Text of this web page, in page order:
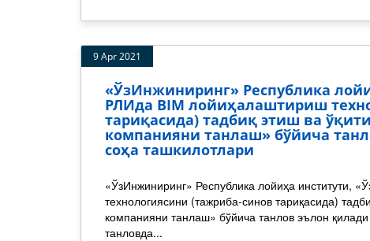
9 Apr 2021
«ЎзИнжиниринг» Республика
РЛИда BIM лойиҳалаштириш
тариқасида) тадбиқ этиш ва
компанияни танлаш» бўйича
соҳа ташкилотлари
«ЎзИнжиниринг» Республика лойиҳа институти,
технологиясини (тажриба-синов тариқасида)
компанияни танлаш» бўйича танлов эълон
танловда...